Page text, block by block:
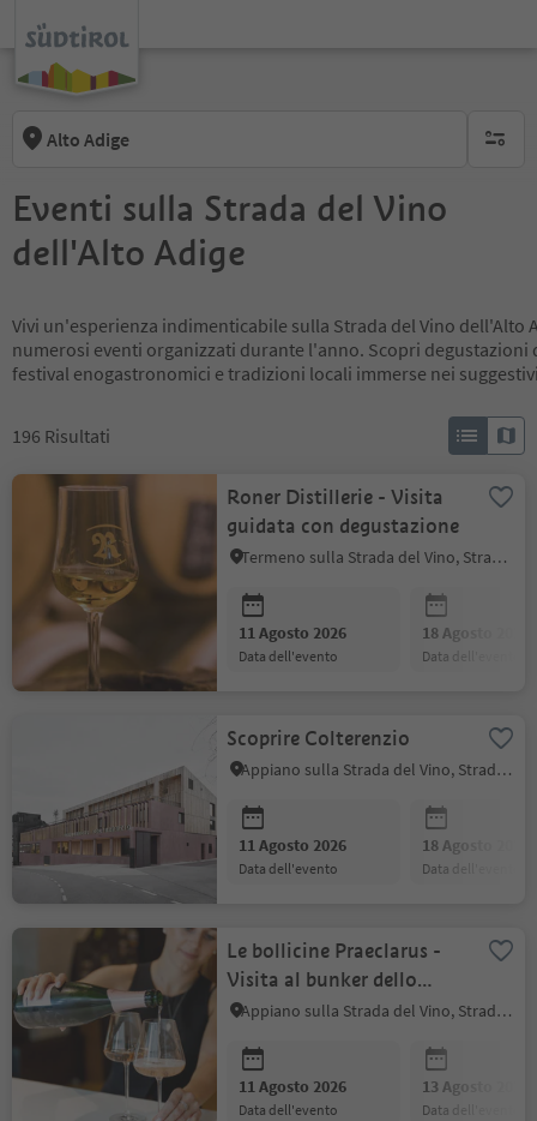
Alto Adige
Eventi sulla Strada del Vino
dell'Alto Adige
Vivi un'esperienza indimenticabile sulla Strada del Vino dell'Alto
numerosi eventi organizzati durante l'anno. Scopri degustazioni
festival enogastronomici e tradizioni locali immerse nei
196 Risultati
Roner Distillerie - Visita
guidata con degustazione
Termeno sulla Strada del Vino, Strada del Vino
11 Agosto 2026
data dell'evento
18 Agosto 2026
data dell'evento
Scoprire Colterenzio
Appiano sulla Strada del Vino, Strada del Vino
11 Agosto 2026
data dell'evento
18 Agosto 2026
data dell'evento
Le bollicine Praeclarus -
Visita al bunker dello
spumante e degustazione
Appiano sulla Strada del Vino, Strada del Vino
11 Agosto 2026
data dell'evento
13 Agosto 2026
data dell'evento